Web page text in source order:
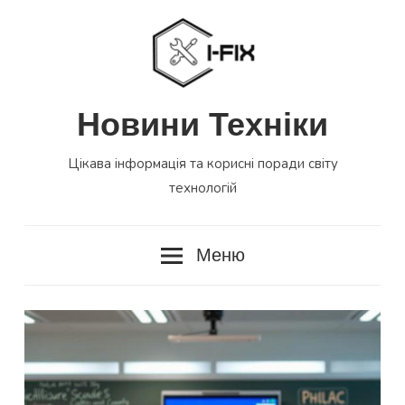
Новини Техніки
Цікава інформація та корисні поради світу
технологій
Меню